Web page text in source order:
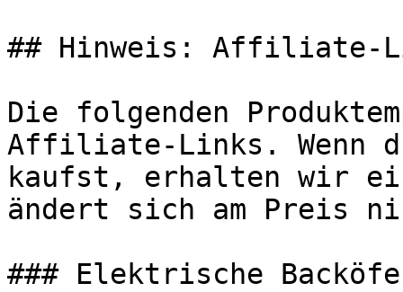
## Hinweis: Affiliate-
Die folgenden
Affiliate-Links. Wenn
kaufst, erhalten wir
ändert sich am Preis
### Elektrische